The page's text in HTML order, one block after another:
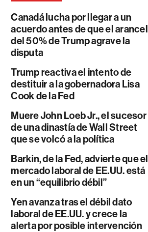
Canadá lucha por llegar a un
acuerdo antes de que el arancel
del 50% de Trump agrave la
disputa
Trump reactiva el intento de
destituir a la gobernadora Lisa
Cook de la Fed
Muere John Loeb Jr., el sucesor
de una dinastía de Wall Street
que se volcó a la política
Barkin, de la Fed, advierte que el
mercado laboral de EE.UU. está
en un “equilibrio débil”
Yen avanza tras el débil dato
laboral de EE.UU. y crece la
alerta por posible intervención